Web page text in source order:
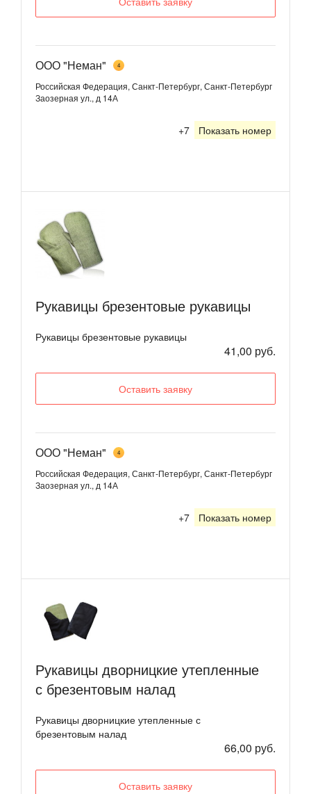
ООО "Неман" 4
Российская Федерация, Санкт-Петербург, Санкт-Петербург
Заозерная ул., д 14А
+7 Показать номер
Рукавицы брезентовые рукавицы
Рукавицы брезентовые рукавицы
41,00 руб.
Оставить заявку
ООО "Неман" 4
Российская Федерация, Санкт-Петербург, Санкт-Петербург
Заозерная ул., д 14А
+7 Показать номер
Рукавицы дворницкие утепленные
с брезентовым налад
Рукавицы дворницкие утепленные с
брезентовым налад
66,00 руб.
Оставить заявку